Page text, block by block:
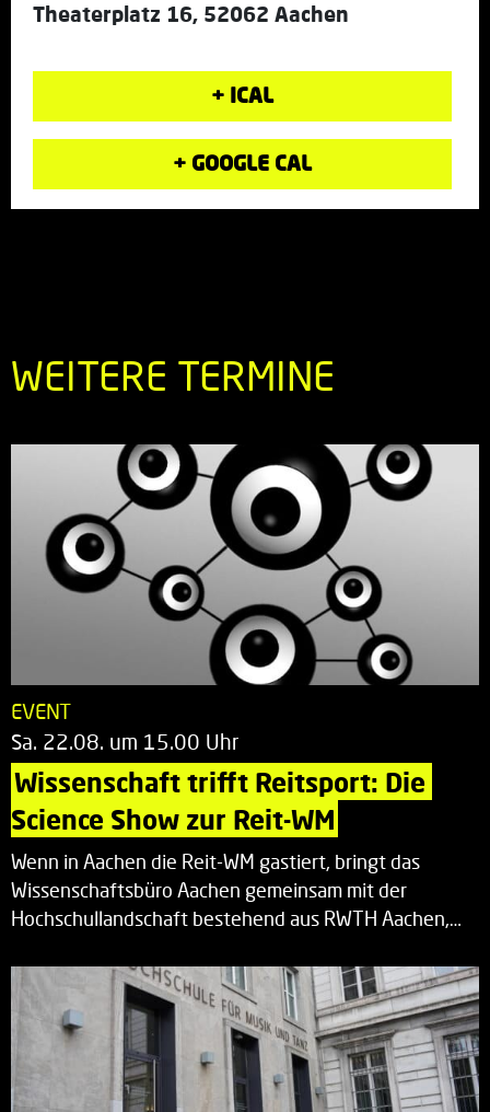
Theaterplatz 16, 52062 Aachen
+ ICAL
+ GOOGLE CAL
WEITERE TERMINE
EVENT
Sa. 22.08. um 15.00 Uhr
Wissenschaft trifft Reitsport: Die
Science Show zur Reit-WM
Wenn in Aachen die Reit-WM gastiert, bringt das
Wissenschaftsbüro Aachen gemeinsam mit der
Hochschullandschaft bestehend aus RWTH Aachen,…